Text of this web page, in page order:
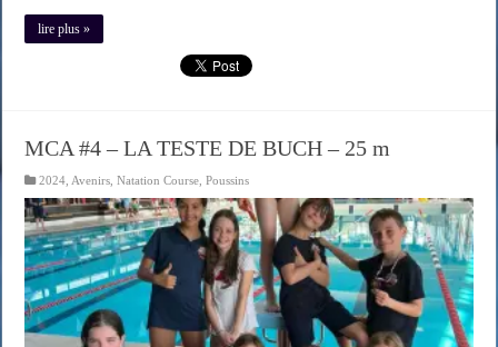
lire plus »
MCA #4 – LA TESTE DE BUCH – 25 m
2024 Avenirs ,Natation Course ,Poussins